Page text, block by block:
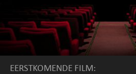
EERSTKOMENDE FILM: